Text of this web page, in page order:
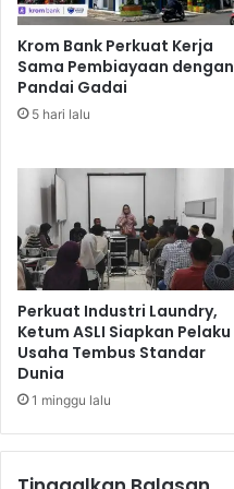
r
a
k
a
t
d
S
t
o
r
S
t
r
a
t
o
L
i
t
i
0
P
e
r
s
e
n
D
Krom Bank Perkuat Kerja
Sama Pembiayaan dengan
Pandai Gadai
5 hari lalu
Perkuat Industri Laundry,
Ketum ASLI Siapkan Pelaku
Usaha Tembus Standar
Dunia
1 minggu lalu